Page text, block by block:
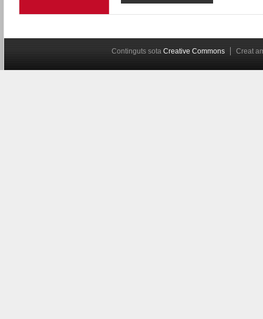
Continguts sota Creative Commons Creat